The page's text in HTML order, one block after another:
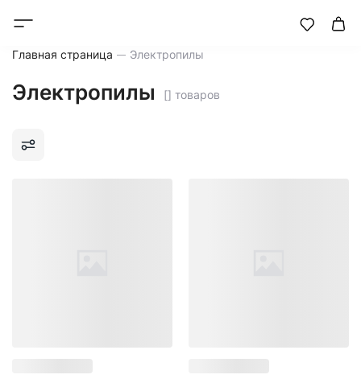
Главная страница Электропилы
Электропилы [] товаров